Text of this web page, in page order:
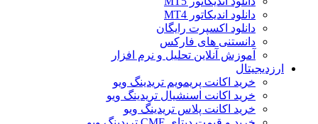
دانلود اندیکاتور MT4
دانلود اکسپرت رایگان
دانستنی های فارکس
آموزش آنلاین تحلیل و نرم افزار
ارزدیجیتال
خرید اکانت پریمویم تریدینگ ویو
خرید اکانت اسنشیال تریدینگ ویو
خرید اکانت پلاس تریدینگ ویو